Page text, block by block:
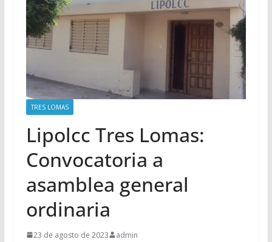
TRES LOMAS
Lipolcc Tres Lomas:
Convocatoria a
asamblea general
ordinaria
23 de agosto de 2023 admin